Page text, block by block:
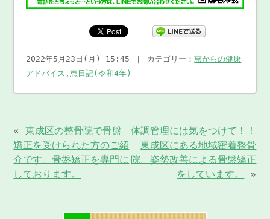
2022年5月23日(月) 15:45 ｜ カテゴリー：恵からの健康
アドバイス ,恵日記(令和4年)
«東成区の整骨院で骨盤
矯正を受けられた方のご紹
介です。骨盤矯正を専門に
しております。
体調管理には気をつけて！！
東成区にある地域密着整骨
院。姿勢改善による骨盤矯正
をしています。
»